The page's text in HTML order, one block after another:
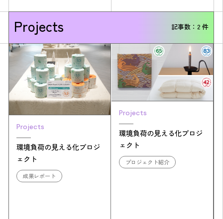
Projects 記事数：2 件
Projects
環境負荷の見える化プロジ
ェクト
成果レポート
Projects
環境負荷の見える化プロジ
ェクト
プロジェクト紹介